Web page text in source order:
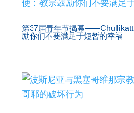
第37届青年节揭幕——Chullikatt
励你们不要满足于短暂的幸福